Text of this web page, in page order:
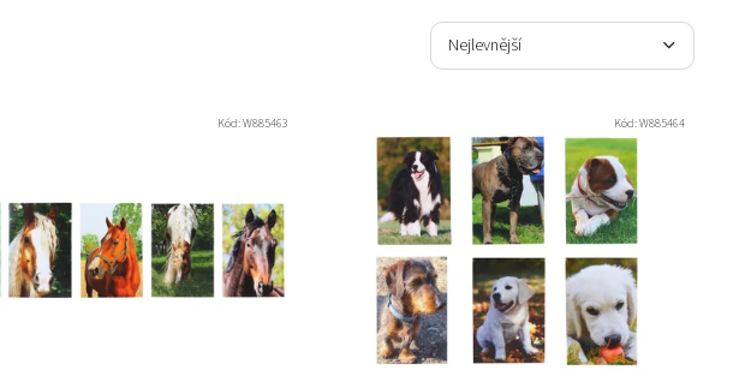
Ř
z
í
p
r
o
d
u
k
t
ů
Nejlevnější
Nejprodávanější
Abecedně
Kód:W885463 Kód:W885464